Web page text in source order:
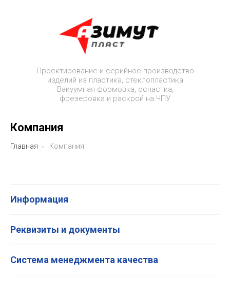
Проектирование и серийное производство
изделий из пластика, стеклопластика
Вакуумная формовка, оснастка,
фрезеровка и раскрой на ЧПУ
Компания
Главная » Компания
Информация
Реквизиты и документы
Система менеджмента качества